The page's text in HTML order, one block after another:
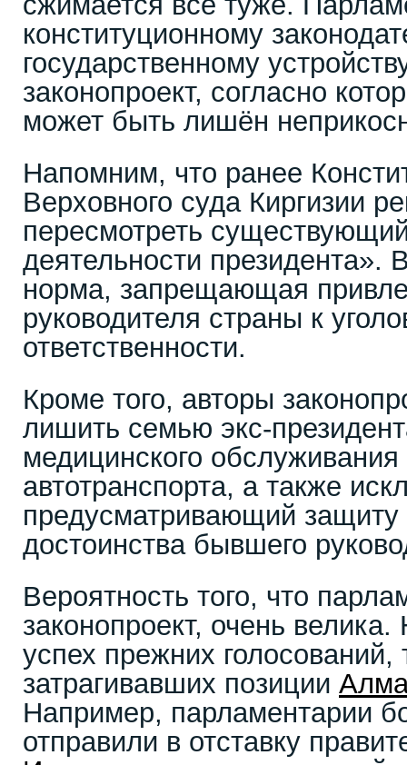
конституционному
государственному
законопроект, согласно
может быть лишён
Напомним, что ранее
Верховного суда Киргизии
пересмотреть
деятельности президента».
норма, запрещающая
руководителя страны к
ответственности.
Кроме того, авторы
лишить семью экс-
медицинского
автотранспорта, а также
предусматривающий защиту
достоинства бывшего
Вероятность того, что
законопроект, очень
успех прежних голосований,
затрагивавших позиции
Например, парламентарии
отправили в отставку